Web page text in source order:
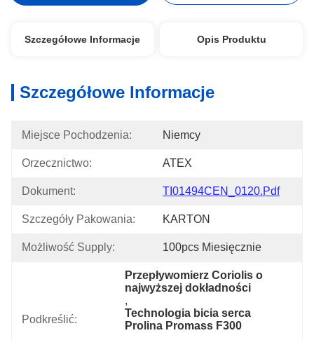
Szczegółowe Informacje Opis Produktu
Szczegółowe Informacje
Miejsce Pochodzenia: Niemcy
Orzecznictwo: ATEX
Dokument: TI01494CEN_0120.pdf
Szczegóły Pakowania: KARTON
Możliwość Supply: 100pcs Miesięcznie
Podkreślić:
Przepływomierz Coriolis o
najwyższej dokładności
,
Technologia bicia serca
Prolina Promass F300